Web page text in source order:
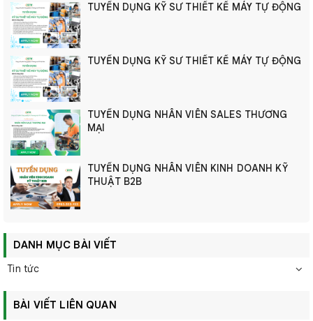
TUYỂN DỤNG KỸ SƯ THIẾT KẾ MÁY TỰ ĐỘNG
TUYỂN DỤNG KỸ SƯ THIẾT KẾ MÁY TỰ ĐỘNG
TUYỂN DỤNG NHÂN VIÊN SALES THƯƠNG
MẠI
TUYỂN DỤNG NHÂN VIÊN KINH DOANH KỸ
THUẬT B2B
DANH MỤC BÀI VIẾT
Tin tức
BÀI VIẾT LIÊN QUAN